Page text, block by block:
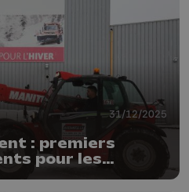
31/12/2025
: premiers
pour les